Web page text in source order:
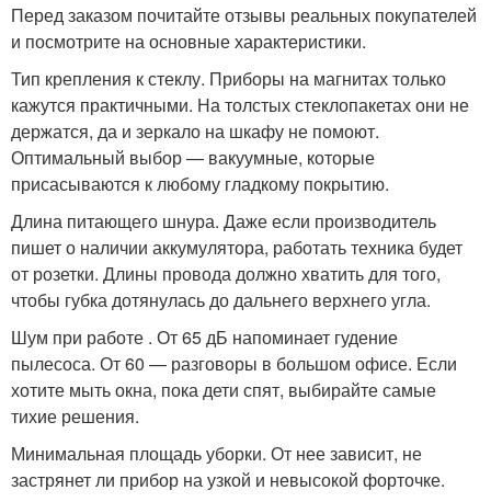
Перед заказом почитайте отзывы реальных покупателей
и посмотрите на основные характеристики.
Тип крепления к стеклу. Приборы на магнитах только
кажутся практичными. На толстых стеклопакетах они не
держатся, да и зеркало на шкафу не помоют.
Оптимальный выбор — вакуумные, которые
присасываются к любому гладкому покрытию.
Длина питающего шнура. Даже если производитель
пишет о наличии аккумулятора, работать техника будет
от розетки. Длины провода должно хватить для того,
чтобы губка дотянулась до дальнего верхнего угла.
Шум при работе . От 65 дБ напоминает гудение
пылесоса. От 60 — разговоры в большом офисе. Если
хотите мыть окна, пока дети спят, выбирайте самые
тихие решения.
Минимальная площадь уборки. От нее зависит, не
застрянет ли прибор на узкой и невысокой форточке.